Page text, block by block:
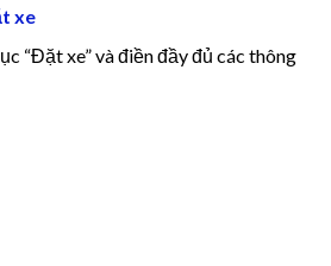
xe
“Đặt xe” và điền đầy đủ các thông